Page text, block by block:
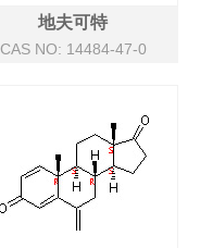
地夫可特
CAS NO: 14484-47-0